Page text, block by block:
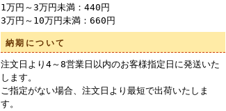
1万円～3万円未満：440円
3万円～10万円未満：660円
納期について
注文日より4～8営業日以内のお客様指定日に発送いた
します。
ご指定がない場合、注文日より最短で出荷いたしま
す。